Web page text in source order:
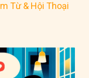
Từ & Hội Thoại